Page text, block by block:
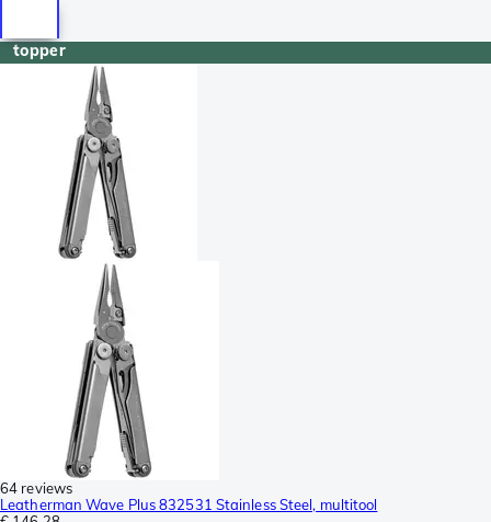
topper
64 reviews
Leatherman Wave Plus 832531 Stainless Steel, multitool